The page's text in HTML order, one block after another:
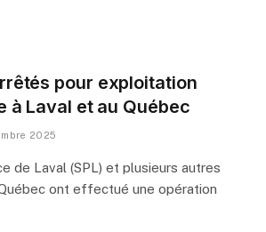
pour exploitation
à Laval et au Québec
2025
de Laval (SPL) et plusieurs autres
ont effectué une opération